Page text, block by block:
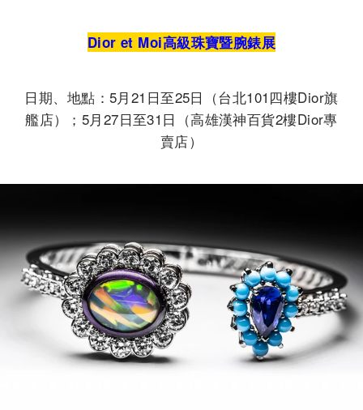
Dior et Moi高級珠寶暨腕錶展
日期、地點：5月21日至25日（台北101四樓Dior旗
艦店）；5月27日至31日（高雄漢神百貨2樓Dior專
賣店）